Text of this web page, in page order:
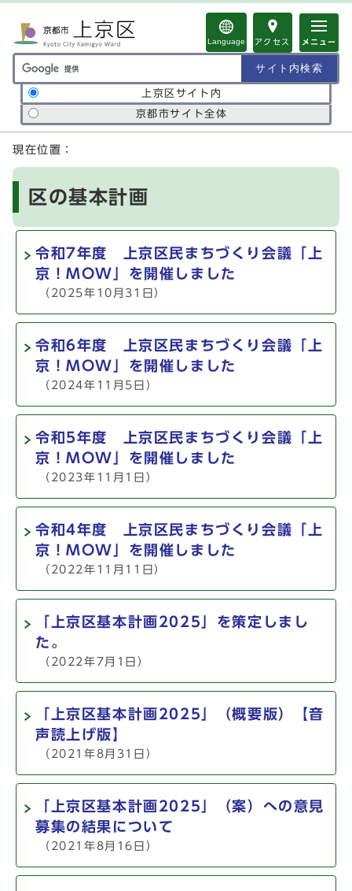
Language アクセス メニュー
サイト内検索の範囲
上京区サイト内
京都市サイト全体
ここから本文です
現在位置：
区の基本計画
令和7年度 上京区民まちづくり会議「上
京！MOW」を開催しました
（2025年10月31日）
令和6年度 上京区民まちづくり会議「上
京！MOW」を開催しました
（2024年11月5日）
令和5年度 上京区民まちづくり会議「上
京！MOW」を開催しました
（2023年11月1日）
令和4年度 上京区民まちづくり会議「上
京！MOW」を開催しました
（2022年11月11日）
「上京区基本計画2025」を策定しまし
た。
（2022年7月1日）
「上京区基本計画2025」（概要版）【音
声読上げ版】
（2021年8月31日）
「上京区基本計画2025」（案）への意見
募集の結果について
（2021年8月16日）